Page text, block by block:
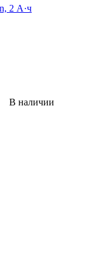
2 А·ч
В наличии